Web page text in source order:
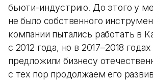
бьюти-индустрию. До этого у
не было собственного
компании пытались работать в
с 2012 года, но в 2017–2018
предложили бизнесу
с тех пор продолжаем его